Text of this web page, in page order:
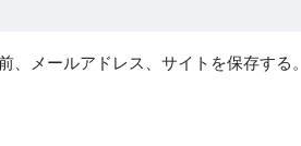
メールアドレス、サイトを保存する。